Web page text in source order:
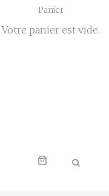
Panier
Votre panier est vide.